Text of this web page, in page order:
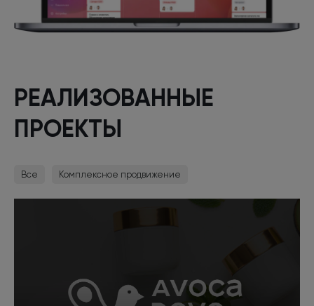
РЕАЛИЗОВАННЫЕ
ПРОЕКТЫ
Все Комплексное продвижение